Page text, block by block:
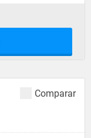
Comparar